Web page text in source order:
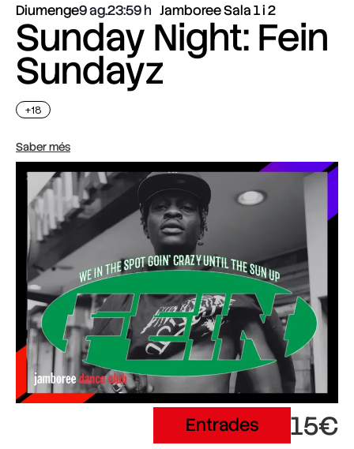
Diumenge9 ag.23:59 Jamboree Sala 1 i 2
Sunday Night: Fein
Sundayz
+18
Saber més
Entrades 15€